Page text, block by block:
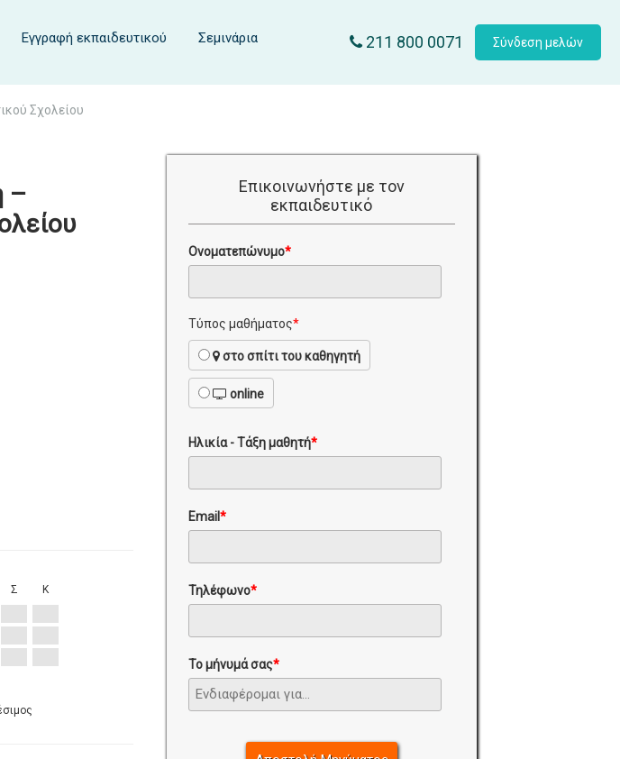
Εγγραφή εκπαιδευτικού Σεμινάρια 211 800 0071 Σύνδεση μελών
Σχολείου
–
Σ Κ
Επικοινωνήστε με τον
εκπαιδευτικό
Ονοματεπώνυμο*
Τύπος μαθήματος*
στο σπίτι του καθηγητή
online
Ηλικία - Τάξη μαθητή*
Email*
Τηλέφωνο*
Το μήνυμά σας*